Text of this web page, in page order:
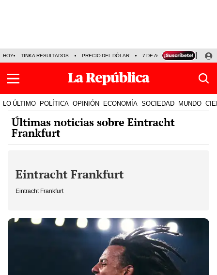
HOY TINKA RESULTADOS PRECIO DEL DÓLAR 7 DE AGOSTO OLLANTA
LO ÚLTIMO POLÍTICA OPINIÓN ECONOMÍA SOCIEDAD MUNDO
Últimas noticias sobre Eintracht
Frankfurt
Eintracht Frankfurt
Eintracht Frankfurt